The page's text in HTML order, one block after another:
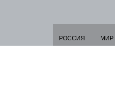
РОССИЯ МИР